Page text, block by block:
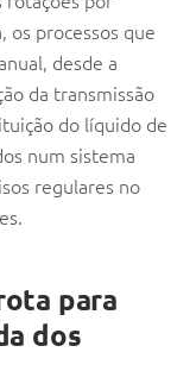
os processos que
desde a
da transmissão
do líquido de
num sistema
regulares no
para
dos